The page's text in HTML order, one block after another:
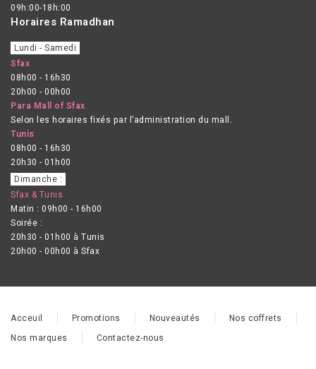
09h:00-18h:00
Horaires Ramadhan
Lundi - Samedi
Sfax
08h00 - 16h30
20h00 - 00h00
Para Mall of Sfax
Selon les horaires fixés par l’administration du mall.
Tunis
08h00 - 16h30
20h30 - 01h00
Dimanche :
Sfax & Tunis
Matin : 09h00 - 16h00
Soirée :
20h30 - 01h00 à Tunis
20h00 - 00h00 à Sfax
Acceuil Promotions Nouveautés
Nos coffrets
Nos marques
Contactez-nous